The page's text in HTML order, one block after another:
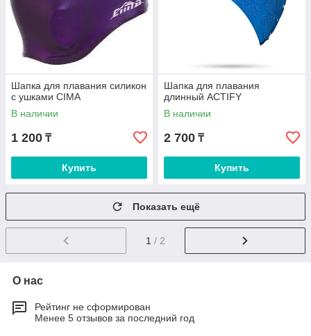
Шапка для плавания силикон
с ушками CIMA
В наличии
1 200 ₸
Купить
Шапка для плавания
длинный ACTIFY
В наличии
2 700 ₸
Купить
Показать ещё
1 / 2
О нас
Рейтинг не сформирован
Менее 5 отзывов за последний год